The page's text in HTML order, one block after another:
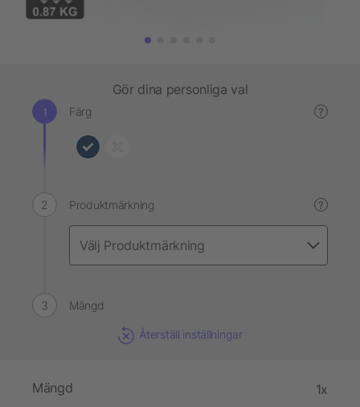
Gör dina personliga val
Färg ?
Produktmärkning ?
Mängd
Återställ inställningar
Mängd 1x